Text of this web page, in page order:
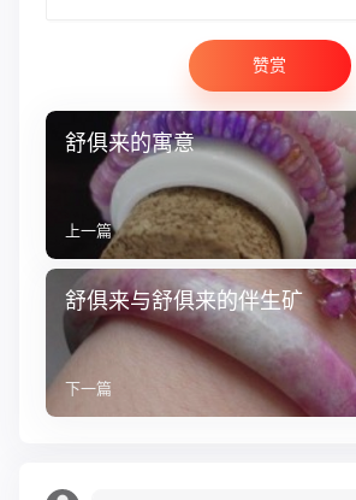
赞赏
舒俱来的寓意
上一篇
舒俱来与舒俱来的伴生矿
下一篇